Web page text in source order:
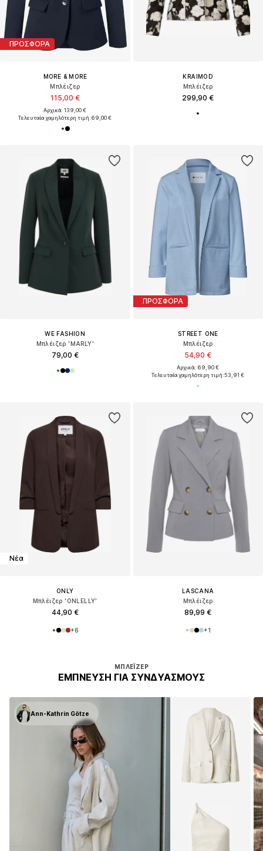
ΠΡΟΣΦΟΡΑ
MORE & MORE
Μπλέιζερ
115,00 €
Αρχικά: 139,00 €
Τελευταία χαμηλότερη τιμή:69,00 €
KRAIMOD
Μπλέιζερ
299,90 €
WE FASHION
Μπλέιζερ 'MARLY'
79,00 €
ΠΡΟΣΦΟΡΑ
STREET ONE
Μπλέιζερ
54,90 €
Αρχικά: 69,90 €
Τελευταία χαμηλότερη τιμή:53,91 €
Νέα
ONLY
Μπλέιζερ 'ONLELLY'
44,90 €
+6
LASCANA
Μπλέιζερ
89,99 €
+1
ΜΠΛΈΙΖΕΡ
ΈΜΠΝΕΥΣΗ ΓΙΑ ΣΥΝΔΥΑΣΜΟΎΣ
Ann-Kathrin Götze